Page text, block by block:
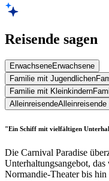
Reisende sagen
ErwachseneErwachsene
Familie mit Jugendlichen
Familie mit Kleinkindern
AlleinreisendeAlleinreisende
"Ein Schiff mit vielfältigen
Die Carnival Paradise
Unterhaltungsangebot,
Normandie-Theater bis